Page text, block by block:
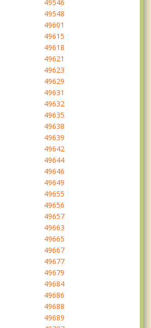
49546
49548
49601
49615
49618
49621
49623
49629
49631
49632
49635
49638
49639
49642
49644
49646
49649
49655
49656
49657
49663
49665
49667
49677
49679
49684
49686
49688
49689